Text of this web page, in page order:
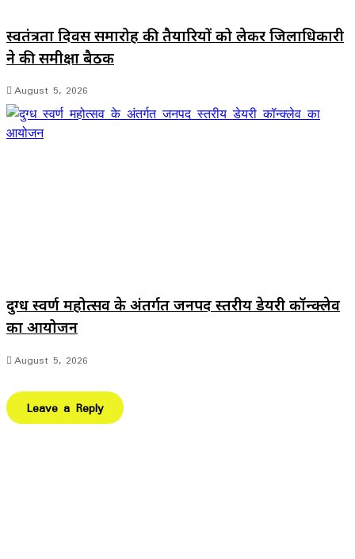
स्वतंत्रता दिवस समारोह की तैयारियों को लेकर जिलाधिकारी
ने की समीक्षा बैठक
August 5, 2026
दुग्ध स्वर्ण महोत्सव के अंतर्गत जनपद स्तरीय डेयरी कॉन्क्लेव
का आयोजन
August 5, 2026
Leave a Reply